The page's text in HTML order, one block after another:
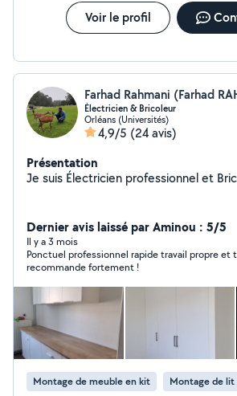
Voir le profil
Farhad Rahmani (Farhad
Électricien & Bricoleur
Orléans (Universités)
4,9/5 (24 avis)
Présentation
Je suis Électricien professionnel et
Dernier avis laissé par Aminou : 5/5
Il y a 3 mois
Ponctuel professionnel rapide travail propre et
recommande fortement !
Montage de meuble en kit Montage de